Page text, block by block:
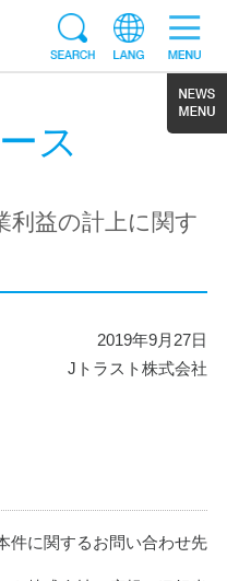
ス
利益の計上に関す
2019年9月27日
Jトラスト株式会社
件に関するお問い合わせ先